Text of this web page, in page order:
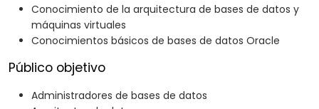
Conocimiento de la arquitectura de bases de datos y
máquinas virtuales
Conocimientos básicos de bases de datos Oracle
Público objetivo
Administradores de bases de datos